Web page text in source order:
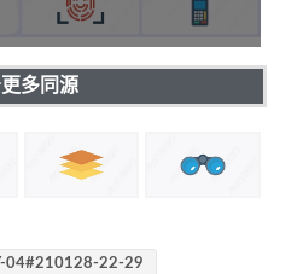
多同源
04#210128-22-29